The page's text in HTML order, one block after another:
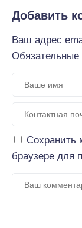
Добавить
Ваш адрес
Сохранить
браузере для